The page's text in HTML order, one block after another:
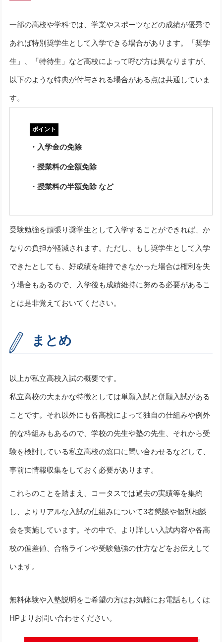
一部の高校や学科では、学業やスポーツなどの成績が優秀で
あれば特別奨学生として入学できる場合があります。「奨学
生」、「特待生」など高校によって呼び方は異なりますが、
以下のような特典が付与される場合がある点は共通していま
す。
・入学金の免除
・授業料の全額免除
・授業料の半額免除 など
受験勉強を頑張り奨学生として入学することができれば、か
なりの負担が軽減されます。ただし、もし奨学生として入学
できたとしても、好成績を維持できなかった場合は権利を失
う場合もあるので、入学後も成績維持に努める必要があるこ
とは是非覚えておいてください。
まとめ
以上が私立高校入試の概要です。
私立高校の大まかな特徴としては単願入試と併願入試がある
ことです。それ以外にも各高校によって独自の仕組みや例外
的な枠組みもあるので、学校の先生や塾の先生、それから受
験を検討している私立高校の窓口に問い合わせるなどして、
事前に情報収集をしておく必要があります。
これらのことを踏まえ、コータスでは過去の実績等を集約
し、よりリアルな入試の仕組みについて3者懇談や個別相談
会を実施しています。その中で、より詳しい入試内容や各高
校の偏差値、合格ラインや受験勉強の仕方などをお伝えして
います。
無料体験や入塾説明をご希望の方はお気軽にお電話もしくは
HPよりお問い合わせください。